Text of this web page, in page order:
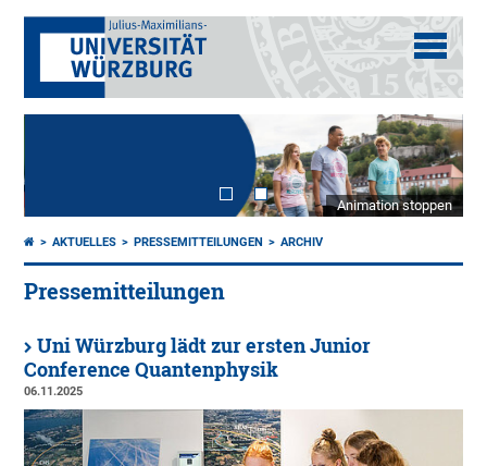
Animation stoppen
AKTUELLES PRESSEMITTEILUNGEN ARCHIV
Pressemitteilungen
Uni Würzburg lädt zur ersten Junior
Conference Quantenphysik
06.11.2025